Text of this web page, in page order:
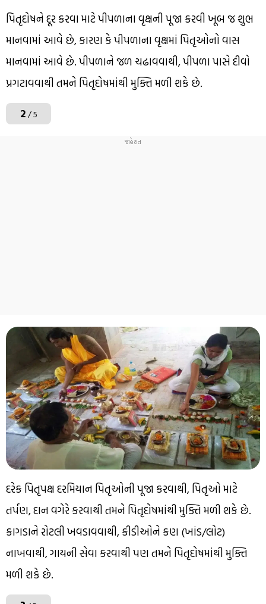
પિતૃદોષને દૂર કરવા માટે પીપળાના વૃક્ષની પૂજા કરવી ખૂબ જ શુભ
માનવામાં આવે છે, કારણ કે પીપળાના વૃક્ષમાં પિતૃઓનો વાસ
માનવામાં આવે છે. પીપળાને જળ ચઢાવવાથી, પીપળા પાસે દીવો
પ્રગટાવવાથી તમને પિતૃદોષમાંથી મુક્તિ મળી શકે છે.
2/ 5
દરેક પિતૃપક્ષ દરમિયાન પિતૃઓની પૂજા કરવાથી, પિતૃઓ માટે
તર્પણ, દાન વગેરે કરવાથી તમને પિતૃદોષમાંથી મુક્તિ મળી શકે છે.
કાગડાને રોટલી ખવડાવવાથી, કીડીઓને કણ (ખાંડ/લોટ)
નાખવાથી, ગાયની સેવા કરવાથી પણ તમને પિતૃદોષમાંથી મુક્તિ
મળી શકે છે.